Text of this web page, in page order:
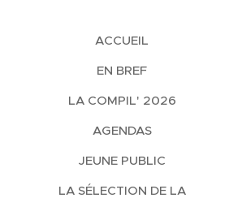
ACCUEIL
EN BREF
LA COMPIL' 2026
AGENDAS
JEUNE PUBLIC
LA SÉLECTION DE LA